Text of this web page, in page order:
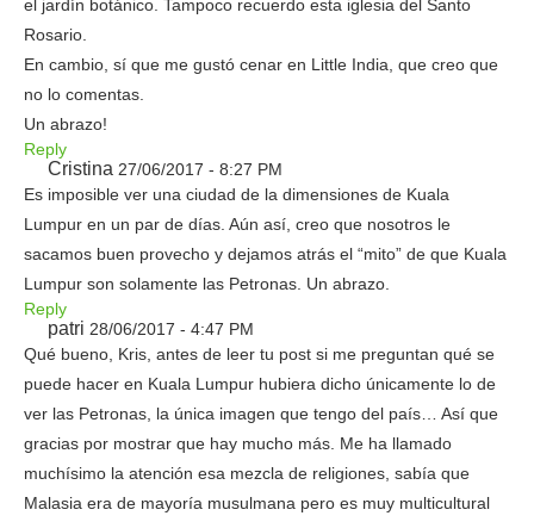
el jardín botánico. Tampoco recuerdo esta iglesia del Santo
Rosario.
En cambio, sí que me gustó cenar en Little India, que creo que
no lo comentas.
Un abrazo!
Reply
Cristina 27/06/2017 - 8:27 PM
Es imposible ver una ciudad de la dimensiones de Kuala
Lumpur en un par de días. Aún así, creo que nosotros le
sacamos buen provecho y dejamos atrás el “mito” de que Kuala
Lumpur son solamente las Petronas. Un abrazo.
Reply
patri 28/06/2017 - 4:47 PM
Qué bueno, Kris, antes de leer tu post si me preguntan qué se
puede hacer en Kuala Lumpur hubiera dicho únicamente lo de
ver las Petronas, la única imagen que tengo del país… Así que
gracias por mostrar que hay mucho más. Me ha llamado
muchísimo la atención esa mezcla de religiones, sabía que
Malasia era de mayoría musulmana pero es muy multicultural